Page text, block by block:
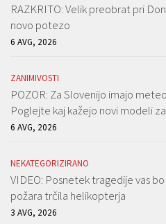
RAZKRITO: Velik preobrat pri
novo potezo
6 AVG, 2026
ZANIMIVOSTI
POZOR: Za Slovenijo imajo
Poglejte kaj kažejo novi modeli
6 AVG, 2026
NEKATEGORIZIRANO
VIDEO: Posnetek tragedije vas
požara trčila helikopterja
3 AVG, 2026